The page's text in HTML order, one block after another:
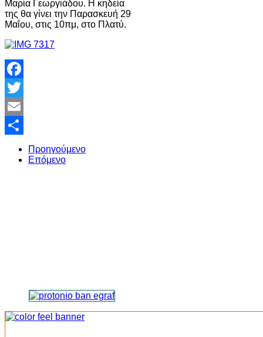
Μαρία Γεωργιάδου. Η κηδεία
της θα γίνει την Παρασκευή 29
Μαΐου, στις 10πμ, στο Πλατύ.
Facebook
Twitter
Email
Share
Προηγούμενο
Επόμενο